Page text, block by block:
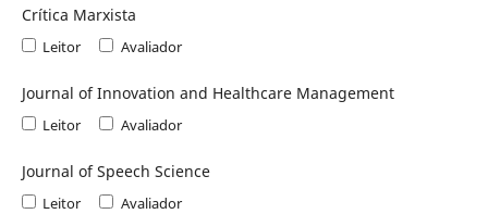
Crítica Marxista
Leitor Avaliador
Journal of Innovation and Healthcare Management
Leitor Avaliador
Journal of Speech Science
Leitor Avaliador